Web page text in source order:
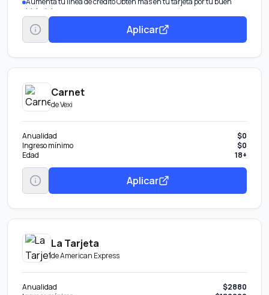
historial.
Transfiere tu deuda De otros bancos con tasa de interés
preferencial.
Obtén pagos fijos Parcializa tus compras o saldo con una tasa
Disponible Banamex Convierte parte de tu línea de crédito en efectivo
con tasa preferencial. Beneficio por invitación.
Aplicar
Carnet
deVexi
Anualidad
$0
Ingreso mínimo
$0
Edad
18+
Aplicar
La Tarjeta
deAmerican Express
Anualidad
$2880